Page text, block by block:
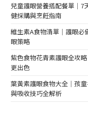
兒童護眼營養搭配餐單｜7
健採購與烹飪指南
維生素A食物清單｜護眼
眼策略
紫色食物花青素護眼全攻
更出色
葉黃素護眼食物大全｜孩
與吸收技巧全解析